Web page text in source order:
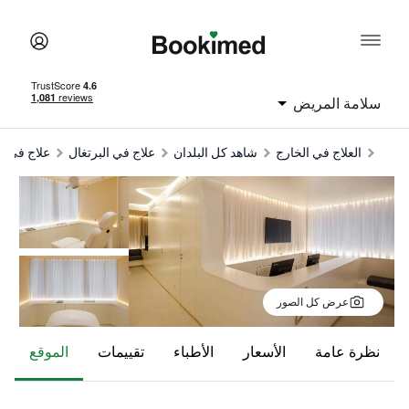
سلامة المريض
العلاج في الخارج شاهد كل البلدان علاج في البرتغال علاج في
عرض كل الصور
نظرة عامة الأسعار الأطباء تقييمات الموقع